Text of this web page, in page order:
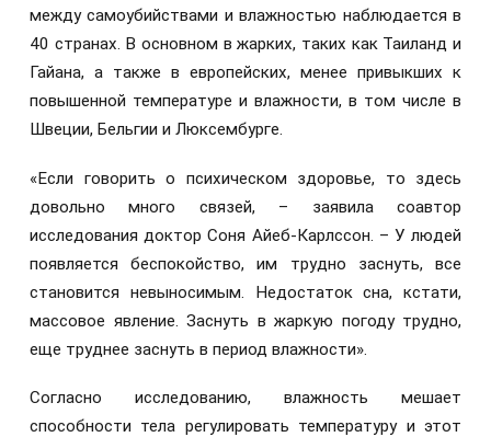
между самоубийствами и влажностью наблюдается в
40 странах. В основном в жарких, таких как Таиланд и
Гайана, а также в европейских, менее привыкших к
повышенной температуре и влажности, в том числе в
Швеции, Бельгии и Люксембурге.
«Если говорить о психическом здоровье, то здесь
довольно много связей, – заявила соавтор
исследования доктор Соня Айеб-Карлссон. – У людей
появляется беспокойство, им трудно заснуть, все
становится невыносимым. Недостаток сна, кстати,
массовое явление. Заснуть в жаркую погоду трудно,
еще труднее заснуть в период влажности».
Согласно исследованию, влажность мешает
способности тела регулировать температуру и этот